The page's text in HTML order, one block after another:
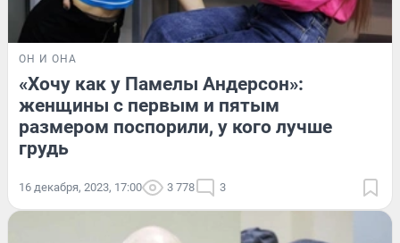
ОН И ОНА
«Хочу как у Памелы Андерсон»:
женщины с первым и пятым
размером поспорили, у кого лучше
грудь
16 декабря, 2023, 17:00 3 778 3